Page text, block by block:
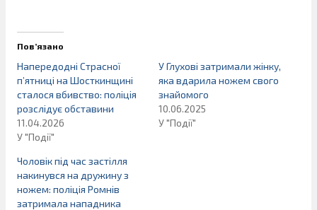
Пов’язано
Напередодні Страсної
п’ятниці на Шосткинщині
сталося вбивство: поліція
розслідує обставини
11.04.2026
У "Події"
У Глухові затримали жінку,
яка вдарила ножем свого
знайомого
10.06.2025
У "Події"
Чоловік під час застілля
накинувся на дружину з
ножем: поліція Ромнів
затримала нападника